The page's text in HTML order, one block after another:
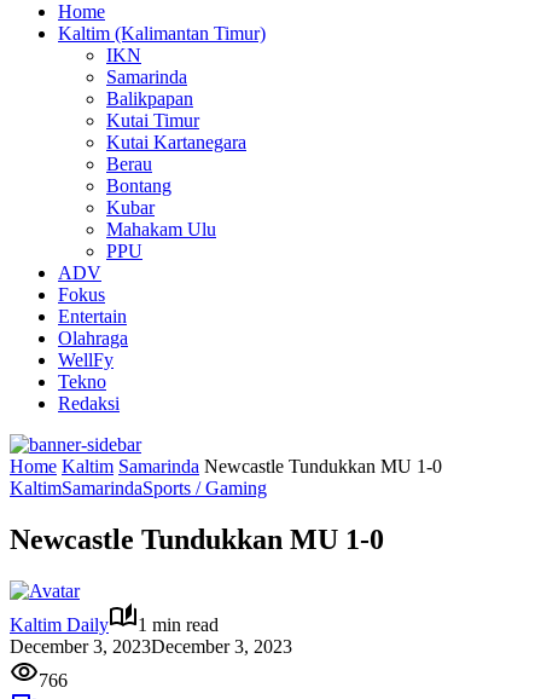
Home
Kaltim (Kalimantan Timur)
IKN
Samarinda
Balikpapan
Kutai Timur
Kutai Kartanegara
Berau
Bontang
Kubar
Mahakam Ulu
PPU
ADV
Fokus
Entertain
Olahraga
WellFy
Tekno
Redaksi
Home Kaltim Samarinda Newcastle Tundukkan MU 1-0
KaltimSamarindaSports / Gaming
Newcastle Tundukkan MU 1-0
Kaltim Daily
1 min read
December 3, 2023December 3, 2023
766